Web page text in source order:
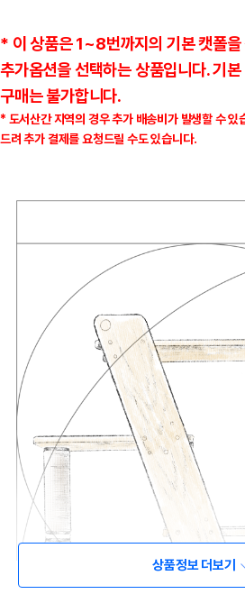
* 이 상품은 1~8번까지의 기본 캣폴을
추가옵션을 선택하는 상품입니다. 기
구매는 불가합니다.
* 도서산간 지역의 경우 추가 배송비가 발생할 수 있
드려 추가 결제를 요청드릴 수도 있습니다.
상품정보 더보기